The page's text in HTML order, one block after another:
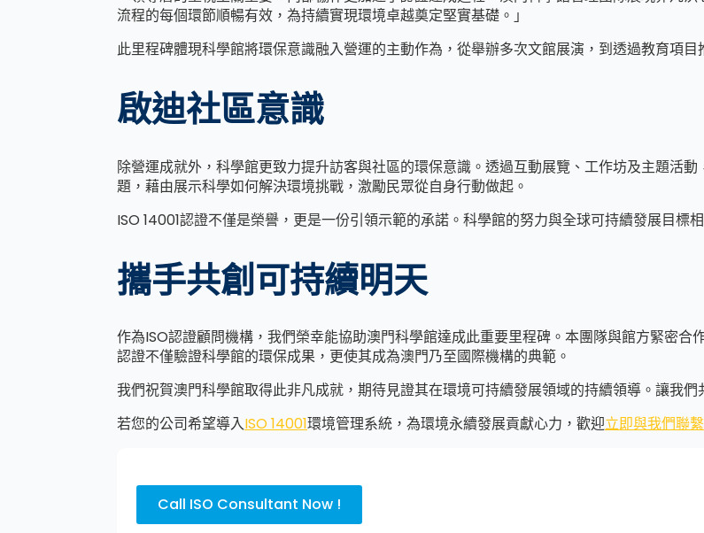
流程的每個環節順暢有效，為持續實現環境卓越奠定堅實基礎。」
此里程碑體現科學館將環保意識融入營運的主動作為，從舉辦多次文館展演，到透過教育項目
啟迪社區意識
除營運成就外，科學館更致力提升訪客與社區的環保意識。透過互動展覽、工作坊及主題活
題，藉由展示科學如何解決環境挑戰，激勵民眾從自身行動做起。
ISO 14001認證不僅是榮譽，更是一份引領示範的承諾。科學館的努力與全球可持續發展目標
攜手共創可持續明天
作為ISO認證顧問機構，我們榮幸能協助澳門科學館達成此重要里程碑。本團隊與館方緊密合
認證不僅驗證科學館的環保成果，更使其成為澳門乃至國際機構的典範。
我們祝賀澳門科學館取得此非凡成就，期待見證其在環境可持續發展領域的持續領導。讓我
若您的公司希望導入ISO 14001環境管理系統，為環境永續發展貢獻心力，歡迎立即與我們聯繫
Call ISO Consultant Now !